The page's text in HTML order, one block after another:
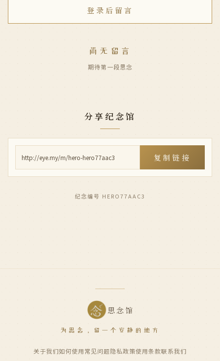
登录后留言
尚无留言
期待第一段思念
分享纪念馆
复制链接
纪念编号 HERO77AAC3
思念馆
为思念，留一个安静的地方
关于我们如何使用常见问题隐私政策使用条款联系我们